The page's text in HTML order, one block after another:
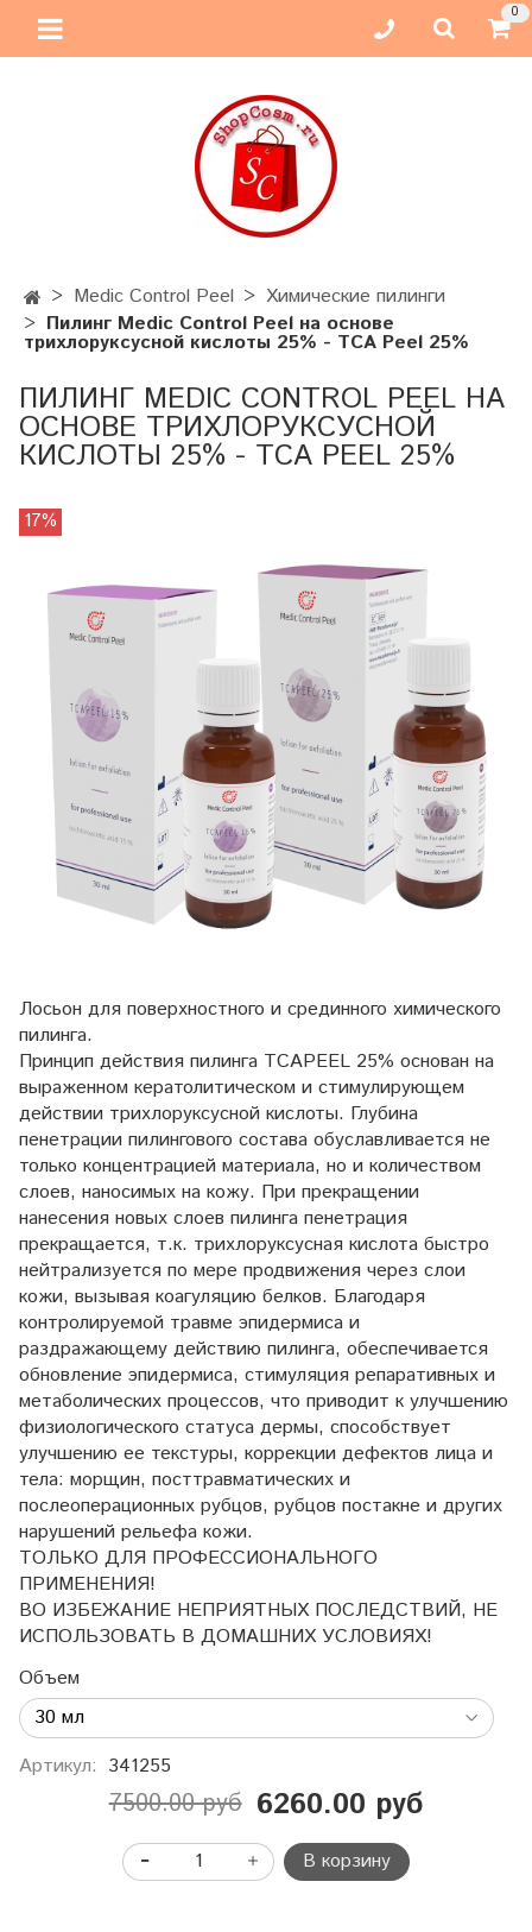
0
Medic Control Peel
Химические пилинги
Пилинг Medic Control Peel на основе
трихлоруксусной кислоты 25% - ТСА Peel 25%
ПИЛИНГ MEDIC CONTROL PEEL НА
ОСНОВЕ ТРИХЛОРУКСУСНОЙ
КИСЛОТЫ 25% - ТСА PEEL 25%
17%
Лосьон для поверхностного и срединного химического
пилинга.
Принцип действия пилинга TCAPEEL 25% основан на
выраженном кератолитическом и стимулирующем
действии трихлоруксусной кислоты. Глубина
пенетрации пилингового состава обуславливается не
только концентрацией материала, но и количеством
слоев, наносимых на кожу. При прекращении
нанесения новых слоев пилинга пенетрация
прекращается, т.к. трихлоруксусная кислота быстро
нейтрализуется по мере продвижения через слои
кожи, вызывая коагуляцию белков. Благодаря
контролируемой травме эпидермиса и
раздражающему действию пилинга, обеспечивается
обновление эпидермиса, стимуляция репаративных и
метаболических процессов, что приводит к улучшению
физиологического статуса дермы, способствует
улучшению ее текстуры, коррекции дефектов лица и
тела: морщин, посттравматических и
послеоперационных рубцов, рубцов постакне и других
нарушений рельефа кожи.
ТОЛЬКО ДЛЯ ПРОФЕССИОНАЛЬНОГО
ПРИМЕНЕНИЯ!
ВО ИЗБЕЖАНИЕ НЕПРИЯТНЫХ ПОСЛЕДСТВИЙ, НЕ
ИСПОЛЬЗОВАТЬ В ДОМАШНИХ УСЛОВИЯХ!
Объем
Артикул: 341255
7500.00 руб 6260.00 руб
В корзину